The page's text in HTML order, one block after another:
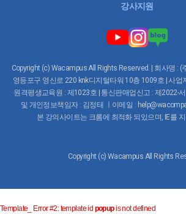
4) 세금계산서 관리 5) 비품관리 등 기타 세무사사무실 역시
적인 업무 또한 진행해야함. 기장대리
지 -> 매달 자동이체(cms) 세팅을 하는
서 돈을 받지 못하는 경우도 있기 때문.
강사지원
Copyright (c) Wacampus All Rights Reserved. | 회사명 : (
영등포구 영신로 220 knk디지털타워 10층 1009호 | 사업
원격평생교육원 : 제1023호 | 통신판매업신고 : 제2022-
및 개인정보책임자 : 김정태 ㅣ이메일 :
본 강의사이트는 크롬에 최적화 되있으며, IE를
Copyright (c) Wacampus All Rights
Template_ Error #2: template id popupis not defined